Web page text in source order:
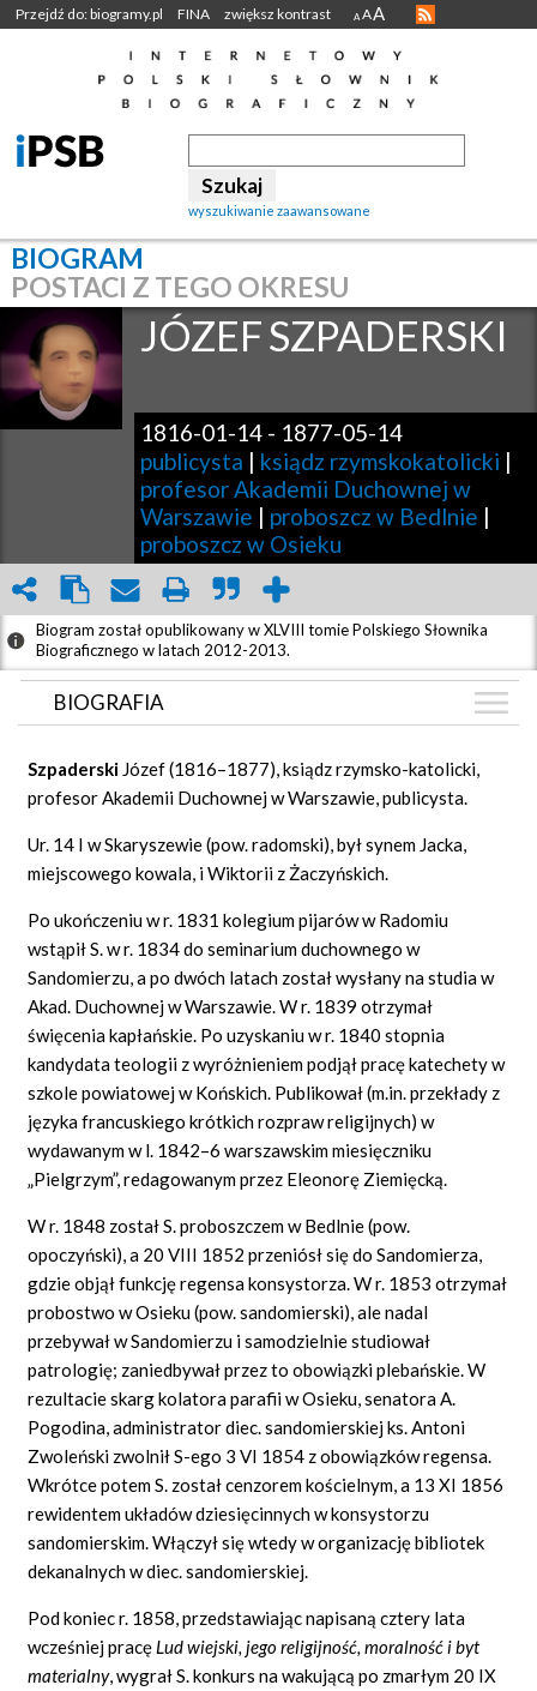
Przejdź do: biogramy.pl FINA zwiększ kontrast A AA
wyszukiwanie zaawansowane
BIOGRAM
POSTACI Z TEGO OKRESU
JÓZEFSZPADERSKI
1816-01-14 - 1877-05-14
publicysta | ksiądz rzymskokatolicki |
profesor Akademii Duchownej w
Warszawie | proboszcz w Bedlnie |
proboszcz w Osieku
Biogram został opublikowany w XLVIII tomie Polskiego Słownika
Biograficznego w latach 2012-2013.
BIOGRAFIA
GRAF POWIĄZAŃ
DYSKUSJA
Mapa
Szpaderski Józef (1816–1877), ksiądz rzymsko-katolicki,
profesor Akademii Duchownej w Warszawie, publicysta.
Ur. 14 I w Skaryszewie (pow. radomski), był synem Jacka,
miejscowego kowala, i Wiktorii z Żaczyńskich.
Po ukończeniu w r. 1831 kolegium pijarów w Radomiu
wstąpił S. w r. 1834 do seminarium duchownego w
Sandomierzu, a po dwóch latach został wysłany na studia w
Akad. Duchownej w Warszawie. W r. 1839 otrzymał
święcenia kapłańskie. Po uzyskaniu w r. 1840 stopnia
kandydata teologii z wyróżnieniem podjął pracę katechety w
szkole powiatowej w Końskich. Publikował (m.in. przekłady z
języka francuskiego krótkich rozpraw religijnych) w
wydawanym w l. 1842–6 warszawskim miesięczniku
„Pielgrzym”, redagowanym przez Eleonorę Ziemięcką.
W r. 1848 został S. proboszczem w Bedlnie (pow.
opoczyński), a 20 VIII 1852 przeniósł się do Sandomierza,
gdzie objął funkcję regensa konsystorza. W r. 1853 otrzymał
probostwo w Osieku (pow. sandomierski), ale nadal
przebywał w Sandomierzu i samodzielnie studiował
patrologię; zaniedbywał przez to obowiązki plebańskie. W
rezultacie skarg kolatora parafii w Osieku, senatora A.
Pogodina, administrator diec. sandomierskiej ks. Antoni
Zwoleński zwolnił S-ego 3 VI 1854 z obowiązków regensa.
Wkrótce potem S. został cenzorem kościelnym, a 13 XI 1856
rewidentem układów dziesięcinnych w konsystorzu
sandomierskim. Włączył się wtedy w organizację bibliotek
dekanalnych w diec. sandomierskiej.
Pod koniec r. 1858, przedstawiając napisaną cztery lata
wcześniej pracę Lud wiejski, jego religijność, moralnośći byt
materialny, wygrał S. konkurs na wakującą po zmarłym 20 IX